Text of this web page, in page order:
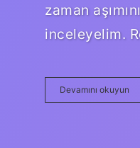
zaman
inceleyelim.
Devamını okuyun